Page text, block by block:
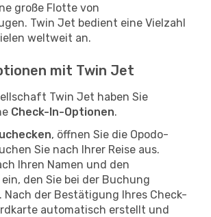
große Flotte von
Twin Jet bedient eine Vielzahl
weltweit an.
mit Twin Jet
Twin Jet haben Sie
Check-In-Optionen.
, öffnen Sie die Opodo-
Sie nach Ihrer Reise aus.
Ihren Namen und den
den Sie bei der Buchung
Nach der Bestätigung Ihres Check-
automatisch erstellt und